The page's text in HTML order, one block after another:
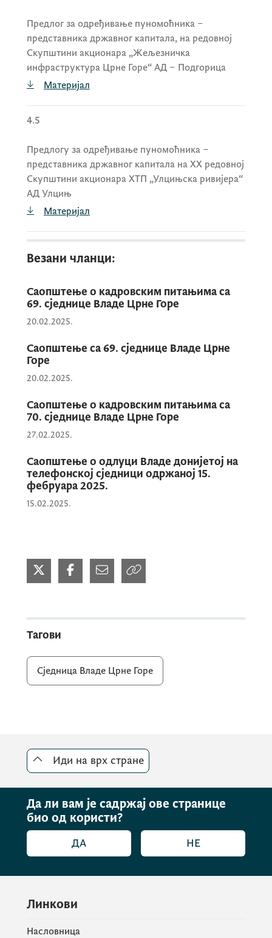
Предлог за одређивање пуномоћника –
представника државног капитала, на редовној
Скупштини акционара „Жељезничка
инфраструктура Црне Горе“ АД – Подгорица
Материјал
4.5
Предлогу за одређивање пуномоћника –
представника државног капитала на XX редовној
Скупштини акционара ХТП „Улцињска ривијера“
АД Улцињ
Материјал
Везани чланци:
Саопштење о кадровским питањима са
69. сједнице Владе Црне Горе
20.02.2025.
Саопштење са 69. сједнице Владе Црне
Горе
20.02.2025.
Саопштење о кадровским питањима са
70. сједнице Владе Црне Горе
27.02.2025.
Саопштење о одлуци Владе донијетој на
телефонској сједници одржаној 15.
фебруара 2025.
15.02.2025.
Тагови
Сједница Владе Црне Горе
Иди на врх стране
Да ли вам је садржај ове странице
био од користи?
ДА НЕ
Линкови
Насловница